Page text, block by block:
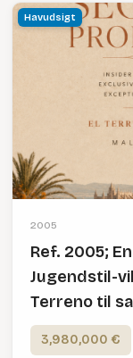
Havudsigt
2005
Ref. 2005;
Jugendstil-
Terreno til
3,980,000 €